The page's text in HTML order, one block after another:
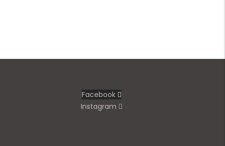
Facebook
Instagram